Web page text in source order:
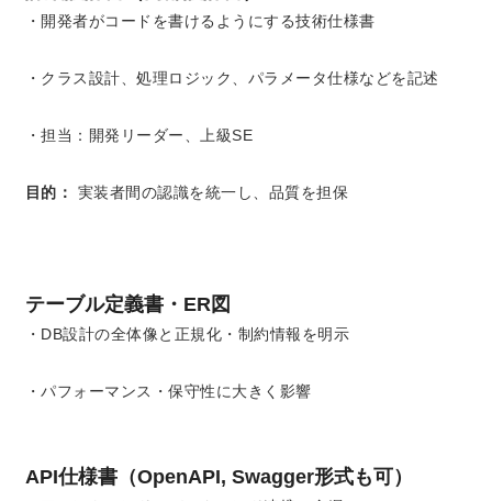
・開発者がコードを書けるようにする技術仕様書
・クラス設計、処理ロジック、パラメータ仕様などを記述
・担当：開発リーダー、上級SE
目的： 実装者間の認識を統一し、品質を担保
テーブル定義書・ER図
・DB設計の全体像と正規化・制約情報を明示
・パフォーマンス・保守性に大きく影響
API仕様書（OpenAPI, Swagger形式も可）